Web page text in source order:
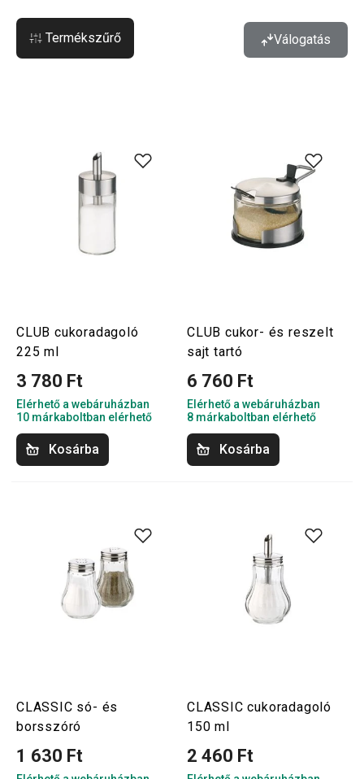
Termékszűrő Válogatás
CLUB cukoradagoló
225 ml
3 780 Ft
Elérhető a webáruházban
10 márkaboltban elérhető
Kosárba
CLUB cukor- és reszelt
sajt tartó
6 760 Ft
Elérhető a webáruházban
8 márkaboltban elérhető
Kosárba
CLASSIC só- és
borsszóró
1 630 Ft
CLASSIC cukoradagoló
150 ml
2 460 Ft